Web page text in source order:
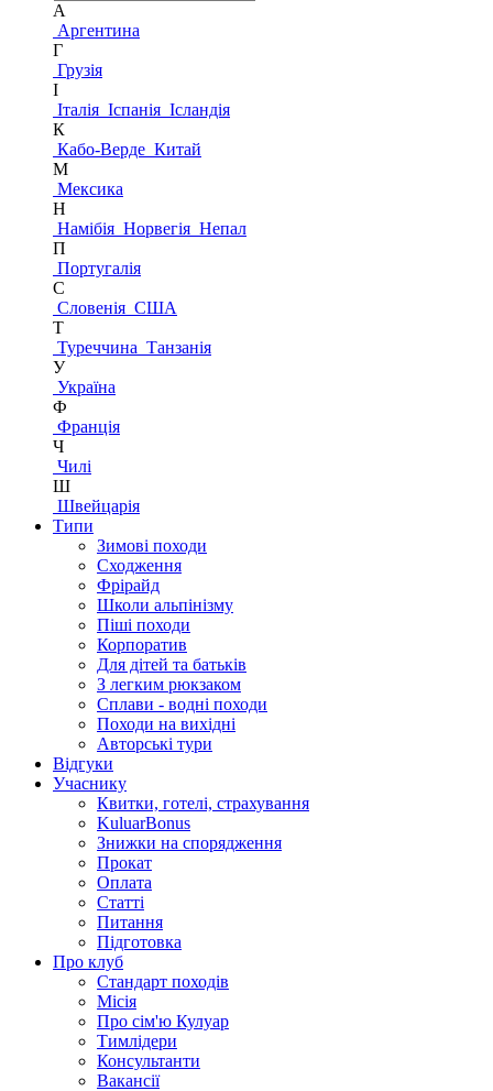
А
Аргентина
Г
Грузія
І
Італія Іспанія Ісландія
К
Кабо-Верде Китай
М
Мексика
Н
Намібія Норвегія Непал
П
Португалія
С
Словенія США
Т
Туреччина Танзанія
У
Україна
Ф
Франція
Ч
Чилі
Ш
Швейцарія
Типи
Зимові походи
Сходження
Фрірайд
Школи альпінізму
Піші походи
Корпоратив
Для дітей та батьків
З легким рюкзаком
Сплави - водні походи
Походи на вихідні
Авторські тури
Відгуки
Учаснику
Квитки, готелі, страхування
KuluarBonus
Знижки на спорядження
Прокат
Оплата
Статті
Питання
Підготовка
Про клуб
Стандарт походів
Місія
Про сім'ю Кулуар
Тимлідери
Консультанти
Вакансії